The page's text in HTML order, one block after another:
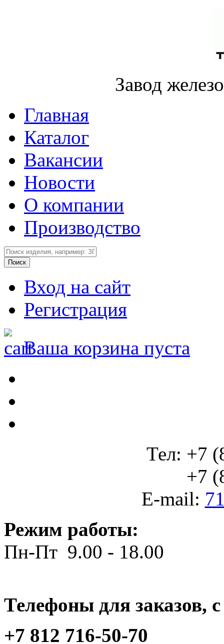
Завод
Главная
Каталог
Вакансии
Новости
О компании
Производство
Вход на сайт
Регистрация
Ваша корзина пуста
Тел: +7
+7
E-mail:
Режим работы:
Пн-Пт 9.00 - 18.00
Телефоны для заказов,
+7 812 716-50-70